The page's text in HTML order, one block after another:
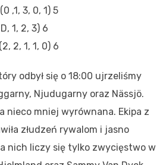
,1, 3, 0, 1) 5
1, 2, 3) 6
2, 1, 1, 0) 6
odbył się o 18:00 ujrzeliśmy
Njudugarny oraz Nässjö.
nieco mniej wyrównana. Ekipa z
złudzeń rywalom i jasno
nich liczy się tylko zwycięstwo w